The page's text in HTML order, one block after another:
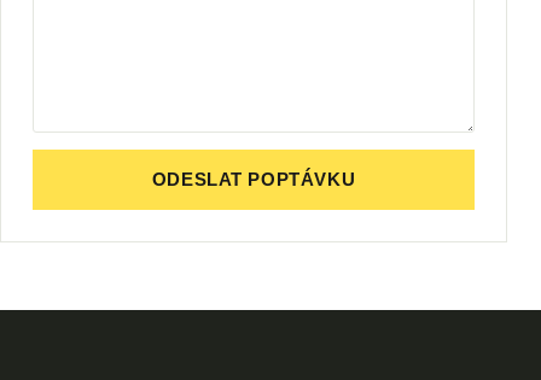
ODESLAT POPTÁVKU